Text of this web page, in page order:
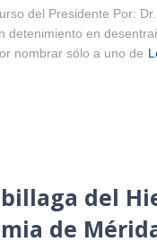
del Presidente Por:
detenimiento en
nombrar sólo a uno de
del
de